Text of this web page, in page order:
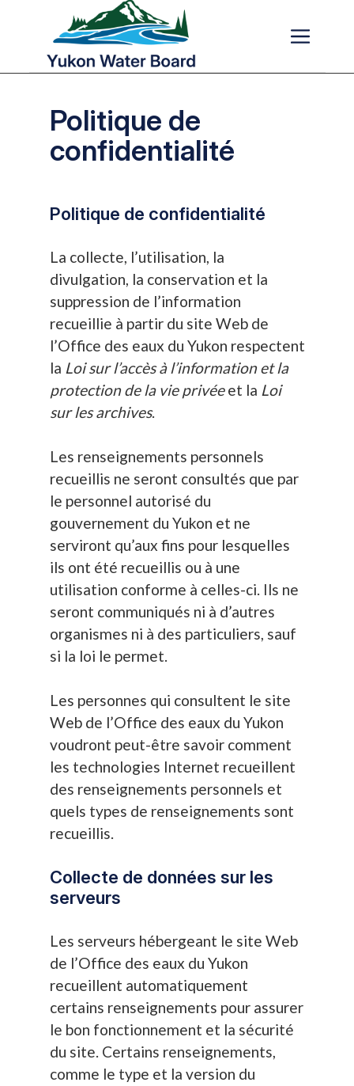
Skip to main content
Politique de
confidentialité
Politique de confidentialité
La collecte, l’utilisation, la
divulgation, la conservation et la
suppression de l’information
recueillie à partir du site Web de
l’Office des eaux du Yukon respectent
la Loi sur l’accès à l’information et la
protection de la vie privéeet la Loi
sur les archives.
Les renseignements personnels
recueillis ne seront consultés que par
le personnel autorisé du
gouvernement du Yukon et ne
serviront qu’aux fins pour lesquelles
ils ont été recueillis ou à une
utilisation conforme à celles-ci. Ils ne
seront communiqués ni à d’autres
organismes ni à des particuliers, sauf
si la loi le permet.
Les personnes qui consultent le site
Web de l’Office des eaux du Yukon
voudront peut-être savoir comment
les technologies Internet recueillent
des renseignements personnels et
quels types de renseignements sont
recueillis.
Collecte de données sur les
serveurs
Les serveurs hébergeant le site Web
de l’Office des eaux du Yukon
recueillent automatiquement
certains renseignements pour assurer
le bon fonctionnement et la sécurité
du site. Certains renseignements,
comme le type et la version du